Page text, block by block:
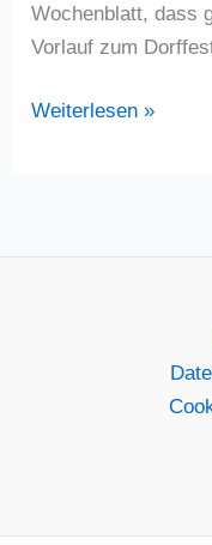
Wochenblatt, dass
Vorlauf zum
Ausblick
Weiterlesen »